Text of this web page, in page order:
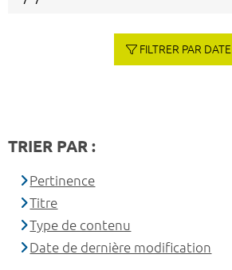
FILTRER PAR DATE
TRIER PAR :
Pertinence
Titre
Type de contenu
Date de dernière modification